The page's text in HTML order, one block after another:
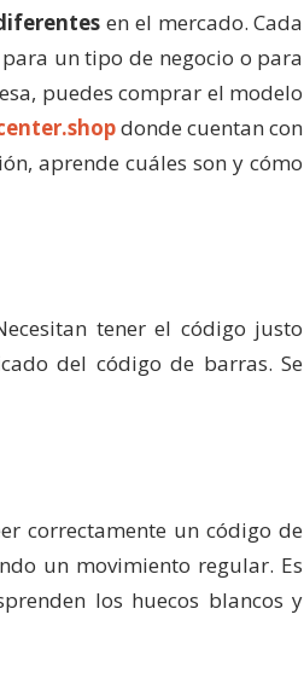
en el mercado. Cada
un tipo de negocio o para
puedes comprar el modelo
donde cuentan con
aprende cuáles son y cómo
tener el código justo
del código de barras. Se
correctamente un código de
un movimiento regular. Es
los huecos blancos y